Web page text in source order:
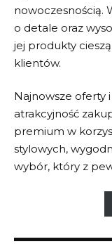
nowoczesnością.
o detale oraz
jej produkty
klientów.
Najnowsze oferty
atrakcyjność
premium w
stylowych,
wybór, który z